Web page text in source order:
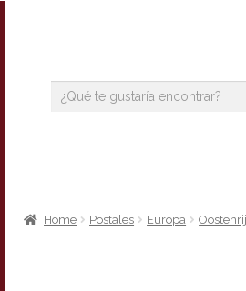
Home Postales Europa